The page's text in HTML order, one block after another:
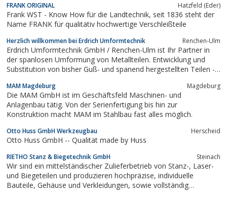
Entwicklung und Herstellung von CNC-Rundtaktmaschinen. Wir
entwickeln und produzieren innovativen...
FRANK ORIGINAL Hatzfeld (Eder)
Frank WST - Know How für die Landtechnik, seit 1836 steht der
Name FRANK für qualitätiv hochwertige Verschleißteile
Herzlich willkommen bei Erdrich Umformtechnik Renchen-Ulm
Erdrich Umformtechnik GmbH / Renchen-Ulm ist Ihr Partner in
der spanlosen Umformung von Metallteilen. Entwicklung und
Substitution von bisher Guß- und spanend hergestellten Teilen -
MAM Magdeburg Magdeburg
Die MAM GmbH ist im Geschäftsfeld Maschinen- und
Anlagenbau tätig. Von der Serienfertigung bis hin zur
Konstruktion macht MAM im Stahlbau fast alles möglich.
Otto Huss GmbH Werkzeugbau Herscheid
Otto Huss GmbH -- Qualität made by Huss
RIETHO Stanz & Biegetechnik GmbH Steinach
Wir sind ein mittelständischer Zulieferbetrieb von Stanz-, Laser-
und Biegeteilen und produzieren hochpräzise, individuelle
Bauteile, Gehäuse und Verkleidungen, sowie vollständig